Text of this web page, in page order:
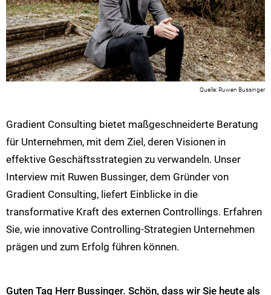
Ruwen Bussinger
Gradient Consulting bietet maßgeschneiderte Beratung
für Unternehmen, mit dem Ziel, deren Visionen in
effektive Geschäftsstrategien zu verwandeln​​. Unser
Interview mit Ruwen Bussinger, dem Gründer von
Gradient Consulting, liefert Einblicke in die
transformative Kraft des externen Controllings. Erfahren
Sie, wie innovative Controlling-Strategien Unternehmen
prägen und zum Erfolg führen können.
Guten Tag Herr Bussinger. Schön, dass wir Sie heute als